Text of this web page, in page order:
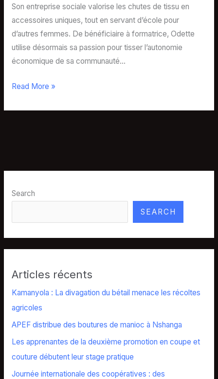
Son entreprise sociale valorise les chutes de tissu en
accessoires uniques, tout en servant d’école pour
d’autres femmes. De bénéficiaire à formatrice, Odette
utilise désormais sa passion pour tisser l’autonomie
économique de sa communauté…
Read More »
Search
SEARCH
Articles récents
Kamanyola : La divagation du bétail menace les récoltes
agricoles
APEF distribue des boutures de manioc à Nshanga
Les apprenantes de la deuxième promotion en coupe et
couture débutent leur stage pratique
Journée internationale des coopératives : des